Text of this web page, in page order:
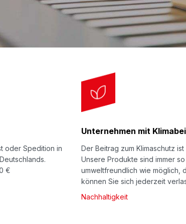
Oberflächenstruktur
beim PU-
Handhabung. Ihr
Fest fixiert und
platzsparend in der
Aufladung(en), wie
Kartonaußenhülle.
BOXeco BASIC:
Oberfläche wirkt
L-BOXeco BASIC.
oder Spedition in
€
Unternehmen mit
Der Beitrag zum Klimaschutz
Unsere Produkte sind immer so
umweltfreundlich wie möglich,
können Sie sich jederzeit
Nachhaltigkeit